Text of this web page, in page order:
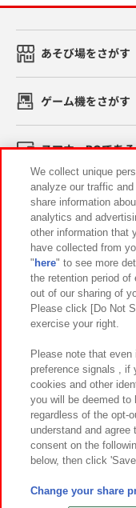
あそび場をさがす
ゲーム機をさがす
スマホ・PCであ
イベント・キャン
関連会社
プライバシーポリシー
お取引先さま
カスタマーハラスメント
We collect unique
analyze our traffic
share information
analytics and
other information that
have collected from
" here" to see more
the retention period
out of our sharing of
Please click [Do Not
exercise your right.
Please note that
preference signals , if
cookies and other
you will be deemed to
regardless of the opt-
understand and
consent on the
below, then click
Change your share